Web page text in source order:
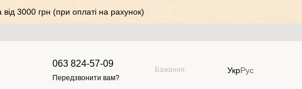
3000 грн (при оплаті на рахунок)
063 824-57-09
Передзвонити вам?
Бажання УкрРус